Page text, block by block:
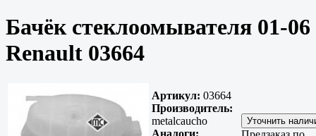
Бачёк стеклоомывателя 01-06
Renault 03664
Артикул: 03664
Производитель:
metalcaucho